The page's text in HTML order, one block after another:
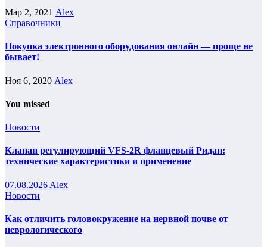
Мар 2, 2021 Alex
Справочники
Покупка электронного оборудования онлайн — проще не
бывает!
Ноя 6, 2020 Alex
You missed
Новости
Клапан регулирующий VFS-2R фланцевый Ридан:
технические характеристики и применение
07.08.2026 Alex
Новости
Как отличить головокружение на нервной почве от
неврологического